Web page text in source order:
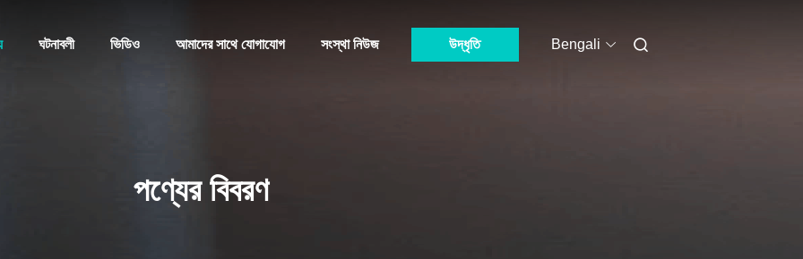
ঘটনাবলী ভিডিও আমাদের সাথে যোগাযোগ সংস্থা নিউজ উদ্ধৃতি Bengali
পণ্যের বিবরণ